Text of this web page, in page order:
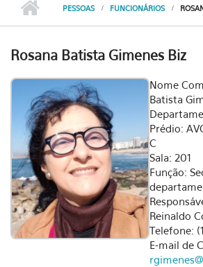
PESSOAS FUNCIONÁRIOS
Rosana Batista Gimenes Biz
Nome
Batista
Prédio:
C
Sala: 201
Função:
Reinaldo
Telefone:
E-mail de